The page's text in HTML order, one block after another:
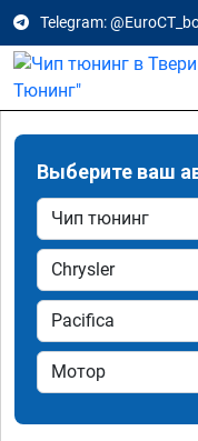
Telegram:
Выберите ваш